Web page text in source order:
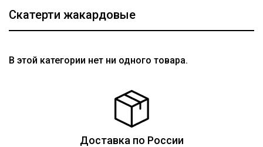
Скатерти жакардовые
В этой категории нет ни одного товара.
Доставка по России